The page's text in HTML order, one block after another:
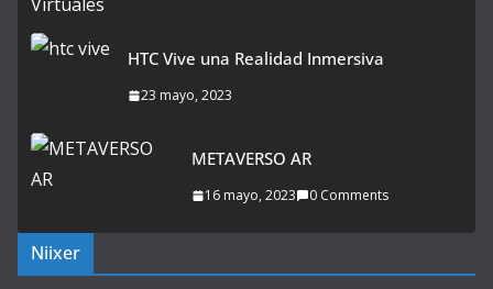
HTC Vive una Realidad Inmersiva
23 mayo, 2023
METAVERSO AR
16 mayo, 2023 0 Comments
Niixer